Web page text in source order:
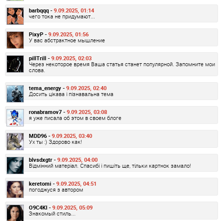
barbqqq - 9.09.2025, 01:14
чего тока не придумают...
PixyP - 9.09.2025, 01:56
У вас абстрактное мышление
pillTrill - 9.09.2025, 02:03
Через некоторое время Ваша статья станет популярной. Запомните мои
слова.
tema_energy - 9.09.2025, 02:40
Досить цікава і пізнавальна тема
ronabramov7 - 9.09.2025, 03:08
я уже писала об этом в своем блоге
MDD96 - 9.09.2025, 03:40
Ух ты :) Здорово как!
blvsdxgtr - 9.09.2025, 04:00
Відмінний матеріал. Спасибі і пишіть ще, тільки картнок замало!
keretomi - 9.09.2025, 04:51
погоджуся з автором
O9C4KI - 9.09.2025, 05:09
Знакомый стиль...